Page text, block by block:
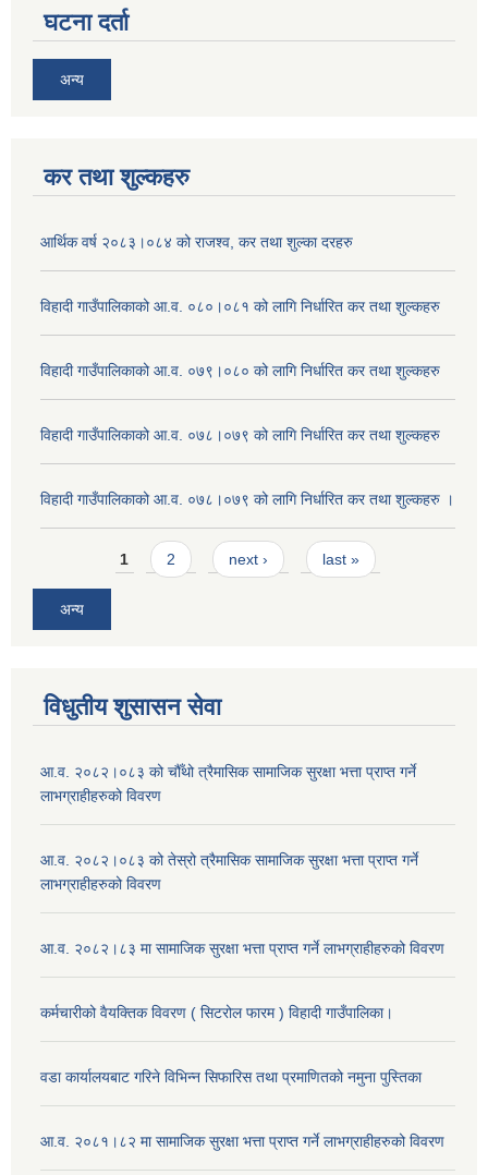
घटना दर्ता
अन्य
कर तथा शुल्कहरु
आर्थिक वर्ष २०८३।०८४ को राजश्व, कर तथा शुल्का दरहरु
विहादी गाउँपालिकाको आ.व. ०८०।०८१ को लागि निर्धारित कर तथा शुल्कहरु
विहादी गाउँपालिकाको आ.व. ०७९।०८० को लागि निर्धारित कर तथा शुल्कहरु
विहादी गाउँपालिकाको आ.व. ०७८।०७९ को लागि निर्धारित कर तथा शुल्कहरु
विहादी गाउँपालिकाको आ.व. ०७८।०७९ को लागि निर्धारित कर तथा शुल्कहरु ।
Pages1 2 next › last »
अन्य
विधुतीय शुसासन सेवा
आ.व. २०८२।०८३ को चौँथो त्रैमासिक सामाजिक सुरक्षा भत्ता प्राप्त गर्ने
लाभग्राहीहरुको विवरण
आ.व. २०८२।०८३ को तेस्रो त्रैमासिक सामाजिक सुरक्षा भत्ता प्राप्त गर्ने
लाभग्राहीहरुको विवरण
आ.व. २०८२।८३ मा सामाजिक सुरक्षा भत्ता प्राप्त गर्ने लाभग्राहीहरुको विवरण
कर्मचारीको वैयक्तिक विवरण ( सिटरोल फारम ) विहादी गाउँपालिका।
वडा कार्यालयबाट गरिने विभिन्न सिफारिस तथा प्रमाणितको नमुना पुस्तिका
आ.व. २०८१।८२ मा सामाजिक सुरक्षा भत्ता प्राप्त गर्ने लाभग्राहीहरुको विवरण